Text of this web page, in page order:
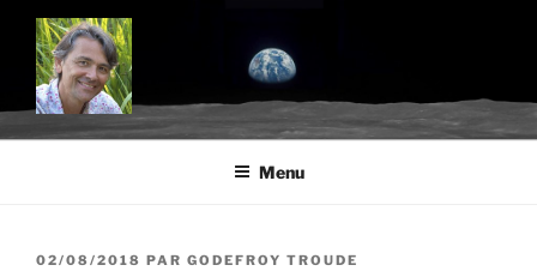
Aller
contenu
principal
BLOG.TROUDE.COM
Science, environnement et citoyenneté
Menu
PUBLIÉ
02/08/2018 PAR GODEFROY TROUDE